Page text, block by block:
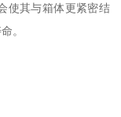
使其与箱体更紧密结
。